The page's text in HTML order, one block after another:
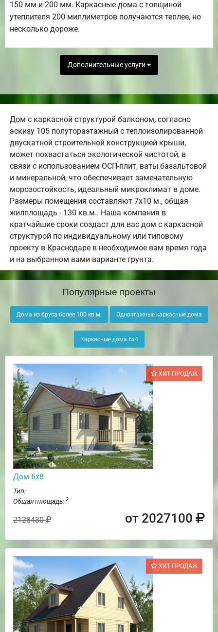
150 мм и 200 мм. Каркасные дома с толщиной
утеплителя 200 миллиметров получаются теплее, но
несколько дороже.
Дополнительные услуги
Дом с каркасной структурой балконом, согласно
эскизу 105 полутораэтажный с теплоизолированной
двускатной строительной конструкцией крыши,
может похвастаться экологической чистотой, в
связи с использованием ОСП-плит, ваты базальтовой
и минеральной, что обеспечивает замечательную
морозостойкость, идеальный микроклимат в доме.
Размеры помещения составляют 7х10 м., общая
жилплощадь - 130 кв.м.. Наша компания в
кратчайшие сроки создаст для вас дом с каркасной
структурой по индивидуальному или типовому
проекту в Краснодаре в необходимое вам время года
и на выбранном вами варианте грунта.
Популярные проекты
Дома из бруса более 100 кв.м. Одноэтажные каркасные дома
Каркасные дома 6х4
ХИТ ПРОДАЖ
Дом 6х8
Тип:
Общая площадь: 2
2128430 от 2027100
ХИТ ПРОДАЖ